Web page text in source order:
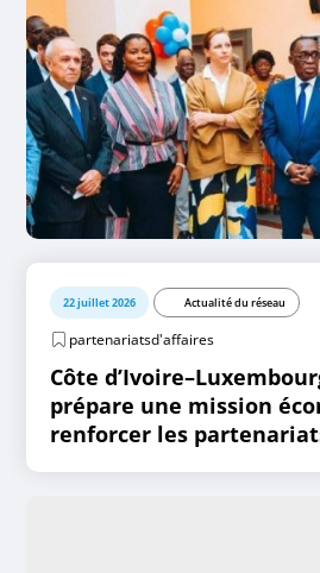
22 juillet 2026 Actualité du réseau
partenariatsd'affaires
Côte
prépare une mission
renforcer les